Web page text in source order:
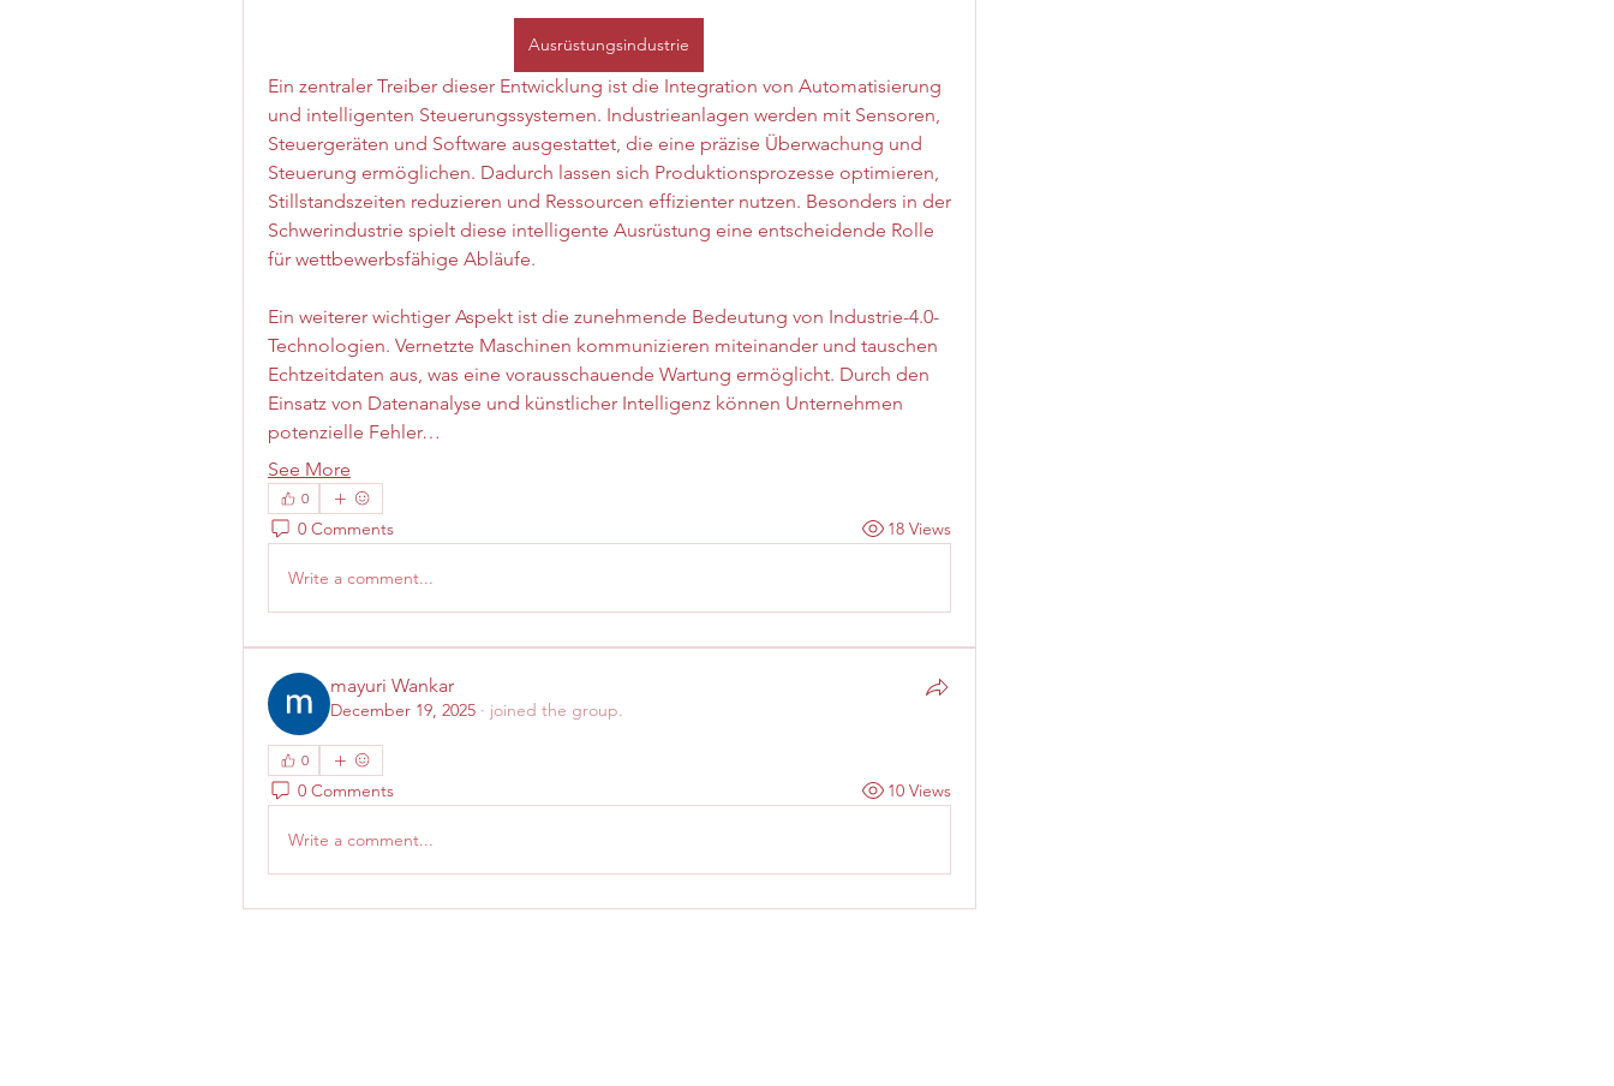
Ausrüstungsindustrie
Ein zentraler Treiber dieser Entwicklung ist die Integration von Automatisierung
und intelligenten Steuerungssystemen. Industrieanlagen werden mit Sensoren,
Steuergeräten und Software ausgestattet, die eine präzise Überwachung und
Steuerung ermöglichen. Dadurch lassen sich Produktionsprozesse optimieren,
Stillstandszeiten reduzieren und Ressourcen effizienter nutzen. Besonders in der
Schwerindustrie spielt diese intelligente Ausrüstung eine entscheidende Rolle
für wettbewerbsfähige Abläufe.
Ein weiterer wichtiger Aspekt ist die zunehmende Bedeutung von Industrie-4.0-
Technologien. Vernetzte Maschinen kommunizieren miteinander und tauschen
Echtzeitdaten aus, was eine vorausschauende Wartung ermöglicht. Durch den
Einsatz von Datenanalyse und künstlicher Intelligenz können Unternehmen
potenzielle Fehler…
See More
0
0 Comments 18 Views
Write a comment...
mayuri Wankar
December 19, 2025 · joined the group.
0
0 Comments 10 Views
Write a comment...